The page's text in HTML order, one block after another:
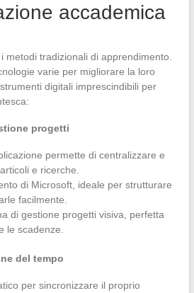
accademica
metodi tradizionali di apprendimento.
varie per migliorare la loro
digitali imprescindibili per
progetti
permette di centralizzare e
e ricerche.
di Microsoft, ideale per strutturare
facilmente.
di gestione progetti visiva, perfetta
le scadenze.
del tempo
per sincronizzare il proprio